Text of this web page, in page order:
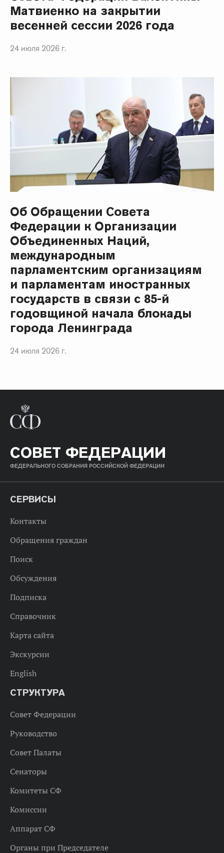
Матвиенко на закрытии
весенней сессии 2026 года
24 июля 2026 г.
Об Обращении Совета
Федерации к Организации
Объединенных Наций,
международным
парламентским организациям
и парламентам иностранных
государств в связи с 85-й
годовщиной начала блокады
города Ленинграда
24 июля 2026 г.
СОВЕТ ФЕДЕРАЦИИ
ФЕДЕРАЛЬНОГО СОБРАНИЯ РОССИЙСКОЙ ФЕДЕРАЦИИ
СЕРВИСЫ
Контакты
Обращения граждан
Поиск
Обсуждения
Подписка
Справочник
Карта сайта
Экскурсии
English
СТРУКТУРА
Совет Федерации
Руководство
Совет Палаты
Сенаторы
Комитеты СФ
Комиссии
Аппарат СФ
Органы при Председателе